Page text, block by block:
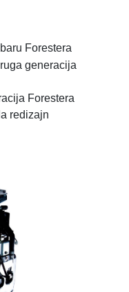
Forestera
generacija
Forestera
redizajn